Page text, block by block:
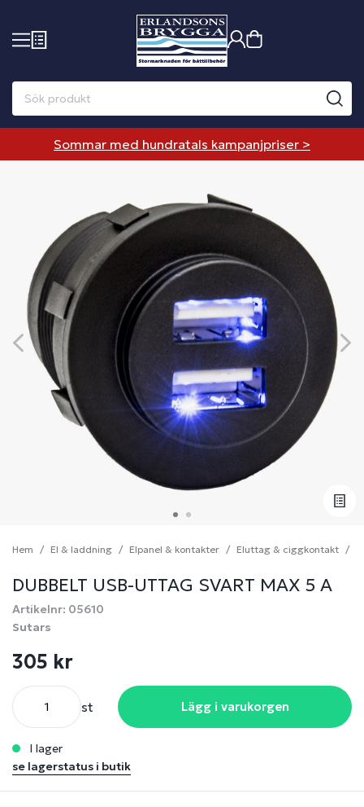
Sommar med hundratals kampanjpriser >
Hem El & laddning Elpanel & kontakter Eluttag & ciggkontakt
DUBBELT USB-UTTAG SVART MAX 5 A
Artikelnr: 05610
Sutars
305 kr
st Lägg i varukorgen
i lager
se lagerstatus i butik